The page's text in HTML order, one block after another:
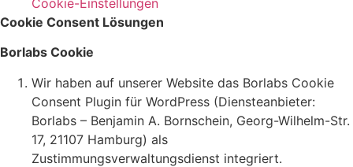
Cookie Consent Lösungen
Borlabs Cookie
Wir haben auf unserer Website das Borlabs Cookie
Consent Plugin für WordPress (Diensteanbieter:
Borlabs – Benjamin A. Bornschein, Georg-Wilhelm-Str.
17, 21107 Hamburg) als
Zustimmungsverwaltungsdienst integriert.